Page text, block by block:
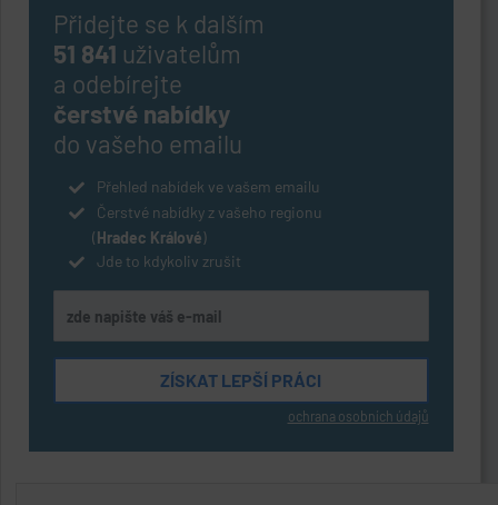
Přidejte se k dalším
51 841 uživatelům
a odebírejte
čerstvé nabídky
do vašeho emailu
Přehled nabídek ve vašem emailu
Čerstvé nabídky z vašeho regionu
(Hradec Králové)
Jde to kdykoliv zrušit
ochrana osobních údajů